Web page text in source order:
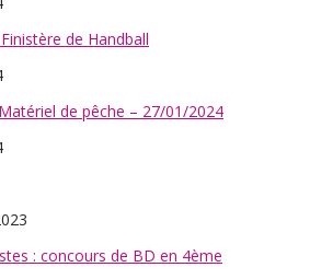
de Handball
de pêche – 27/01/2024
: concours de BD en 4ème